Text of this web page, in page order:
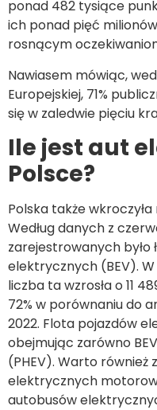
ponad 482 tysiące
ich ponad pięć
rosnącym
Nawiasem mówiąc,
Europejskiej, 71%
się w zaledwie pięciu
Ile jest aut
Polsce?
Polska także
Według danych z
zarejestrowanych było
elektrycznych (BEV).
liczba ta wzrosła o 11
72% w porównaniu do
2022. Flota pojazdów
obejmując zarówno
(PHEV). Warto również
elektrycznych
autobusów